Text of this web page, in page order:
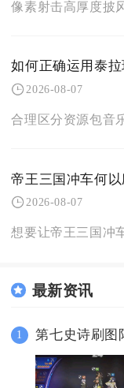
如何正确运用泰
2026-08-07
2026-08-07
最新资讯
1 第七史诗刷图